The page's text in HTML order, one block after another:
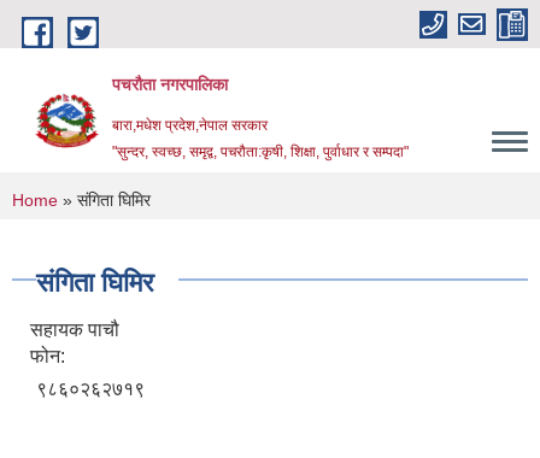
Skip to main content
पचरौता नगरपालिका
बारा,मधेश प्रदेश,नेपाल सरकार
"सुन्दर, स्वच्छ, समृद्व, पचरौता:कृषी, शिक्षा, पुर्वाधार र सम्पदा"
You are here
Home » संगिता घिमिर
संगिता घिमिर
सहायक पाचौ
फोन:
९८६०२६२७१९